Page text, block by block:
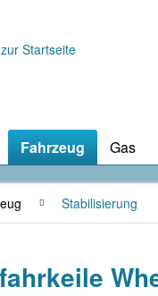
Fahrzeug Gas
Stabilisierung